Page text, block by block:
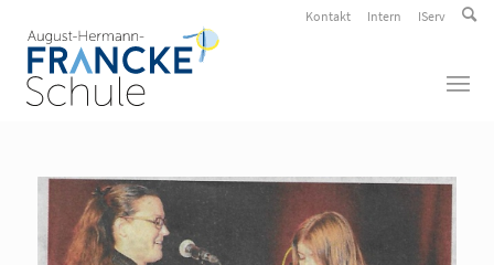
Kontakt Intern IServ